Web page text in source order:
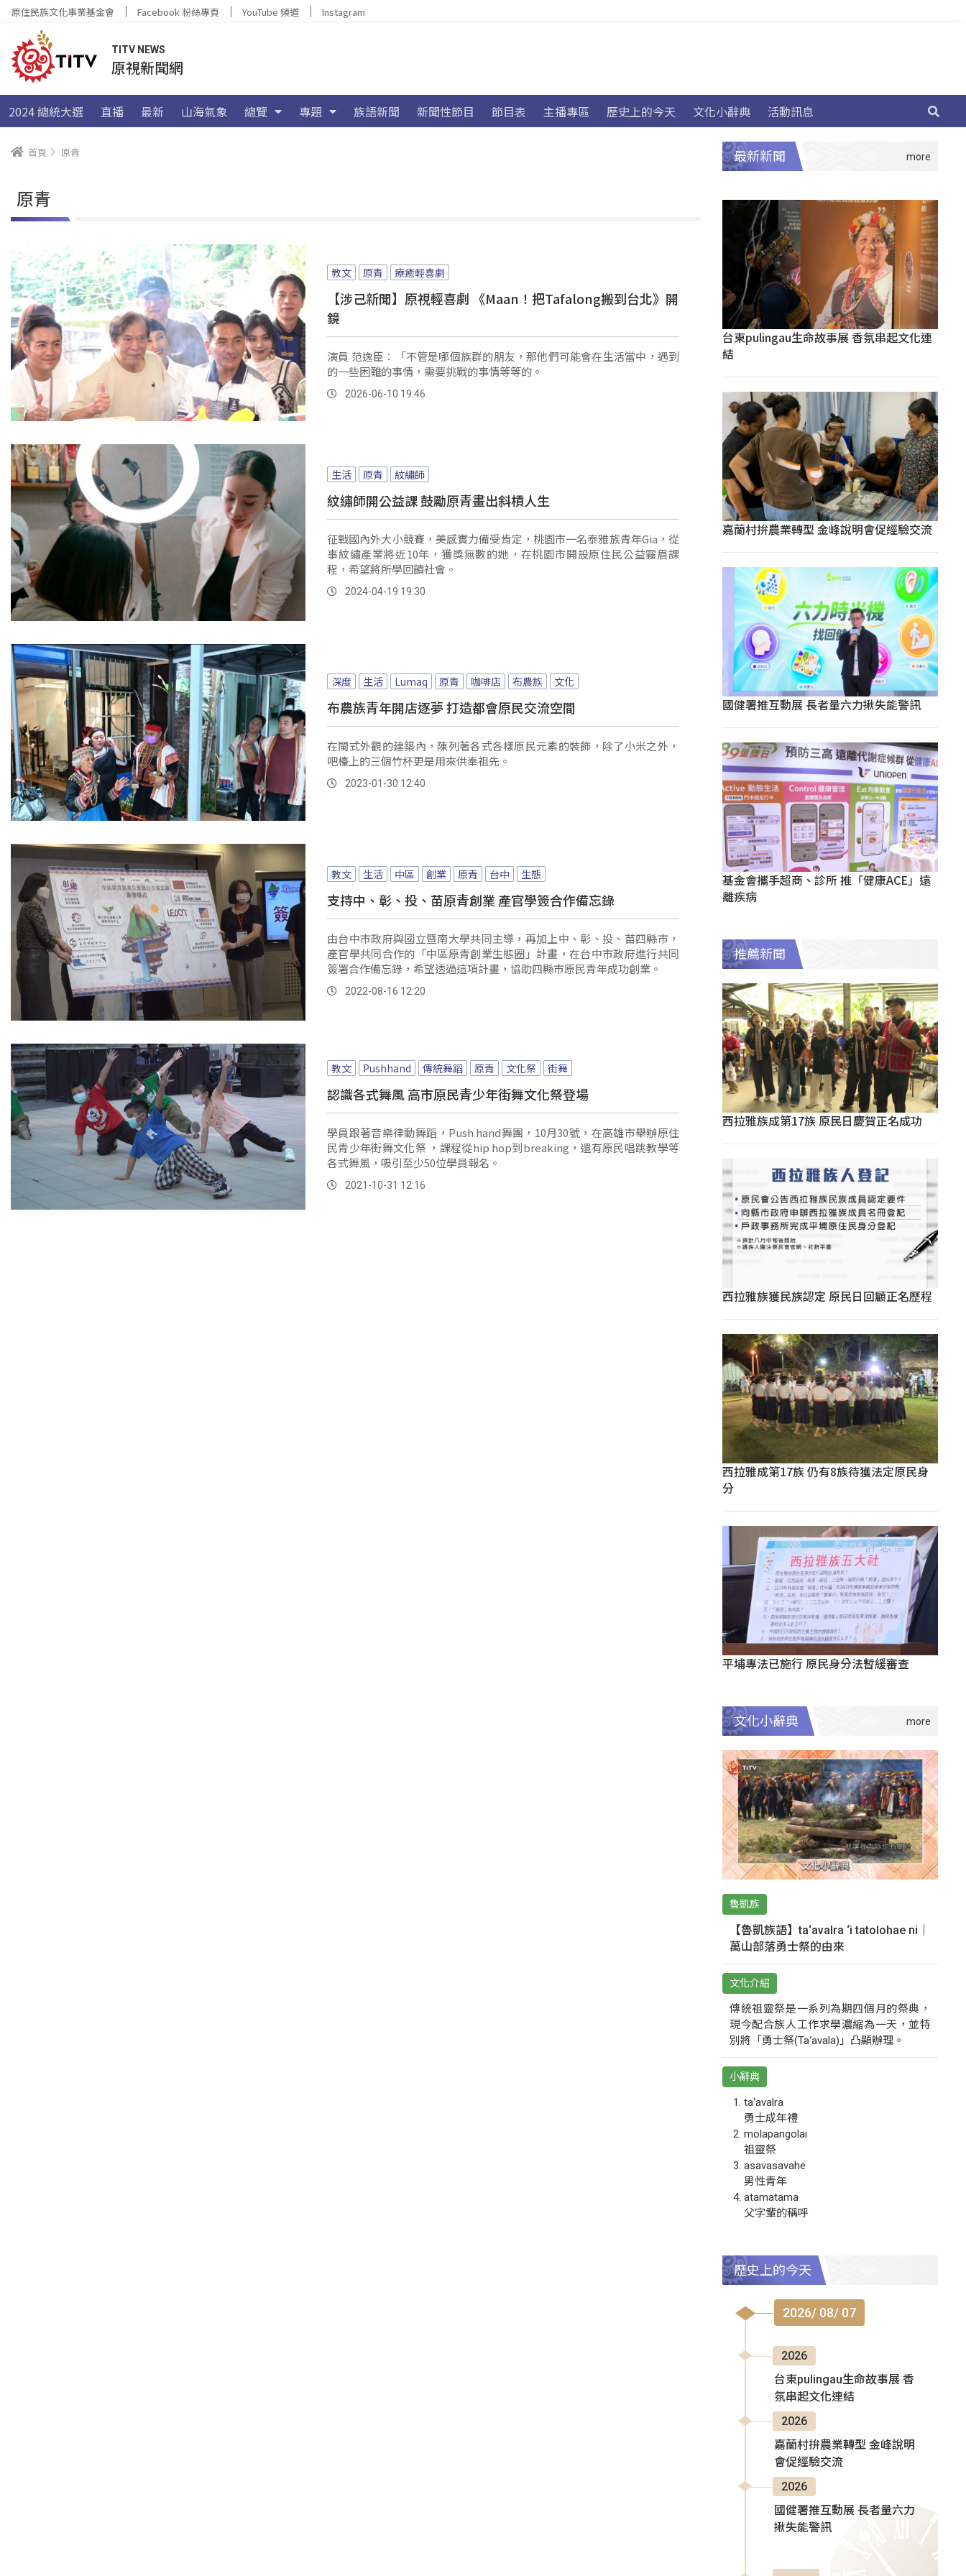
原住民族文化事業基金會 Facebook 粉絲專頁 YouTube 頻道 Instagram
TITV NEWS
原視新聞網
2024 總統大選 直播 最新 山海氣象 總覽 專題 族語新聞 新聞性節目 節目表 主播專區 歷史上的今天 文化小辭典 活動訊息
首頁 原青
原青
教文 原青 療癒輕喜劇
【涉己新聞】原視輕喜劇 《Maan！把Tafalong搬到台北》開
鏡
演員 范逸臣：「不管是哪個族群的朋友，那他們可能會在生活當中，遇到
的一些困難的事情，需要挑戰的事情等等的。
2026-06-10 19:46
生活 原青 紋繡師
紋繡師開公益課 鼓勵原青畫出斜槓人生
征戰國內外大小競賽，美感實力備受肯定，桃園市一名泰雅族青年Gia，從
事紋繡產業將近10年，獲獎無數的她，在桃園市開設原住民公益霧眉課
程，希望將所學回饋社會。
2024-04-19 19:30
深度 生活 Lumaq 原青 咖啡店 布農族 文化
布農族青年開店逐夢 打造都會原民交流空間
在閩式外觀的建築內，陳列著各式各樣原民元素的裝飾，除了小米之外，
吧檯上的三個竹杯更是用來供奉祖先。
2023-01-30 12:40
教文 生活 中區 創業 原青 台中 生態
支持中、彰、投、苗原青創業 產官學簽合作備忘錄
由台中市政府與國立暨南大學共同主導，再加上中、彰、投、苗四縣市，
產官學共同合作的「中區原青創業生態圈」計畫，在台中市政府進行共同
簽署合作備忘錄，希望透過這項計畫，協助四縣市原民青年成功創業。
2022-08-16 12:20
教文 Pushhand 傳統舞蹈 原青 文化祭 街舞
認識各式舞風 高市原民青少年街舞文化祭登場
學員跟著音樂律動舞蹈，Push hand舞團，10月30號，在高雄市舉辦原住
民青少年街舞文化祭 ，課程從hip hop到breaking，還有原民唱跳教學等
各式舞風，吸引至少50位學員報名。
2021-10-31 12:16
最新新聞
台東pulingau生命故事展 香氛串起文化連
結
嘉蘭村拚農業轉型 金峰說明會促經驗交流
國健署推互動展 長者量六力揪失能警訊
基金會攜手超商、診所 推「健康ACE」遠
離疾病
推薦新聞
西拉雅族成第17族 原民日慶賀正名成功
西拉雅族獲民族認定 原民日回顧正名歷程
西拉雅成第17族 仍有8族待獲法定原民身
分
平埔專法已施行 原民身分法暫緩審查
文化小辭典
魯凱族
【魯凱族語】ta‘avalra ‘i tatolohae ni｜
萬山部落勇士祭的由來
文化介紹
傳統祖靈祭是一系列為期四個月的祭典，
現今配合族人工作求學濃縮為一天，並特
別將「勇士祭(Ta‘avala)」凸顯辦理。
小辭典
ta‘avalra
勇士成年禮
molapangolai
祖靈祭
asavasavahe
男性青年
atamatama
父字輩的稱呼
歷史上的今天
2026/ 08/ 07
2026
台東pulingau生命故事展 香
氛串起文化連結
2026
嘉蘭村拚農業轉型 金峰說明
會促經驗交流
2026
國健署推互動展 長者量六力
揪失能警訊